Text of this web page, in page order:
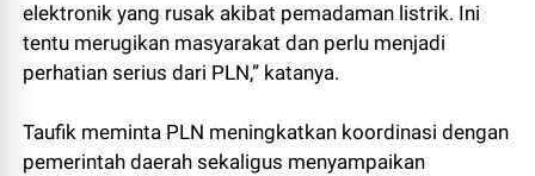
elektronik yang rusak akibat pemadaman listrik. Ini
tentu merugikan masyarakat dan perlu menjadi
perhatian serius dari PLN,” katanya.
Taufik meminta PLN meningkatkan koordinasi dengan
pemerintah daerah sekaligus menyampaikan